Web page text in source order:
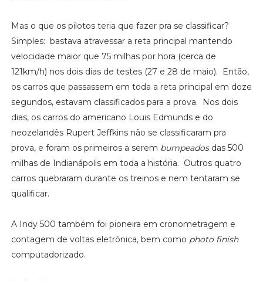
Mas o que os pilotos teria que fazer pra se classificar?
Simples: bastava atravessar a reta principal mantendo
velocidade maior que 75 milhas por hora (cerca de
121km/h) nos dois dias de testes (27 e 28 de maio). Então,
os carros que passassem em toda a reta principal em doze
segundos, estavam classificados para a prova. Nos dois
dias, os carros do americano Louis Edmunds e do
neozelandês Rupert Jeffkins não se classificaram pra
prova, e foram os primeiros a serem bumpeadosdas 500
milhas de Indianápolis em toda a história. Outros quatro
carros quebraram durante os treinos e nem tentaram se
qualificar.
A Indy 500 também foi pioneira em cronometragem e
contagem de voltas eletrônica, bem como photo finish
computadorizado.